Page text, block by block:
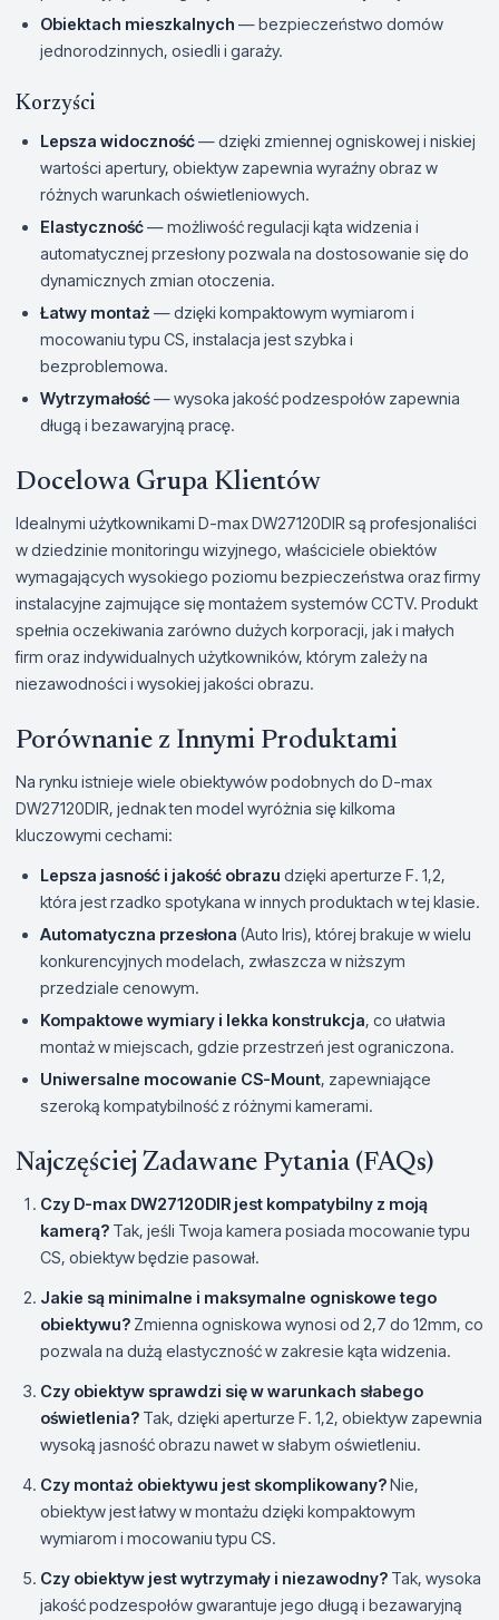
Obiektach mieszkalnych — bezpieczeństwo domów
jednorodzinnych, osiedli i garaży.
Korzyści
Lepsza widoczność— dzięki zmiennej ogniskowej i niskiej
wartości apertury, obiektyw zapewnia wyraźny obraz w
różnych warunkach oświetleniowych.
Elastyczność— możliwość regulacji kąta widzenia i
automatycznej przesłony pozwala na dostosowanie się do
dynamicznych zmian otoczenia.
Łatwy montaż — dzięki kompaktowym wymiarom i
mocowaniu typu CS, instalacja jest szybka i
bezproblemowa.
Wytrzymałość— wysoka jakość podzespołów zapewnia
długą i bezawaryjną pracę.
Docelowa Grupa Klientów
Idealnymi użytkownikami D-max DW27120DIR są profesjonaliści
w dziedzinie monitoringu wizyjnego, właściciele obiektów
wymagających wysokiego poziomu bezpieczeństwa oraz firmy
instalacyjne zajmujące się montażem systemów CCTV. Produkt
spełnia oczekiwania zarówno dużych korporacji, jak i małych
firm oraz indywidualnych użytkowników, którym zależy na
niezawodności i wysokiej jakości obrazu.
Porównanie z Innymi Produktami
Na rynku istnieje wiele obiektywów podobnych do D-max
DW27120DIR, jednak ten model wyróżnia się kilkoma
kluczowymi cechami:
Lepsza jasność i jakość obrazu dzięki aperturze F. 1,2,
która jest rzadko spotykana w innych produktach w tej klasie.
Automatyczna przesłona (Auto Iris), której brakuje w wielu
konkurencyjnych modelach, zwłaszcza w niższym
przedziale cenowym.
Kompaktowe wymiary i lekka konstrukcja, co ułatwia
montaż w miejscach, gdzie przestrzeń jest ograniczona.
Uniwersalne mocowanie CS-Mount, zapewniające
szeroką kompatybilność z różnymi kamerami.
Najczęściej Zadawane Pytania (FAQs)
Czy D-max DW27120DIR jest kompatybilny z moją
kamerą? Tak, jeśli Twoja kamera posiada mocowanie typu
CS, obiektyw będzie pasował.
Jakie są minimalne i maksymalne ogniskowe tego
obiektywu? Zmienna ogniskowa wynosi od 2,7 do 12mm, co
pozwala na dużą elastyczność w zakresie kąta widzenia.
Czy obiektyw sprawdzi się w warunkach słabego
oświetlenia? Tak, dzięki aperturze F. 1,2, obiektyw zapewnia
wysoką jasność obrazu nawet w słabym oświetleniu.
Czy montaż obiektywu jest skomplikowany?Nie,
obiektyw jest łatwy w montażu dzięki kompaktowym
wymiarom i mocowaniu typu CS.
Czy obiektyw jest wytrzymały i niezawodny? Tak, wysoka
jakość podzespołów gwarantuje jego długą i bezawaryjną